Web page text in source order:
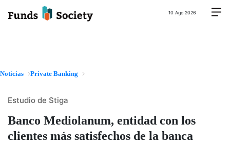
10 Ago 2026
Noticias Private Banking
Banco Mediolanum, entidad con los
clientes más satisfechos de la banca
Estudio de Stiga